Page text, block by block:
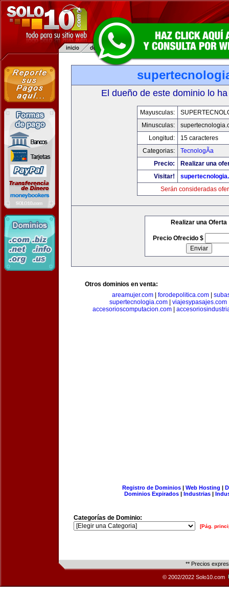
El dueño de este dominio lo
Mayusculas:
Minusculas:
Longitud:
15 caracteres
Categorias:
TecnologÃ­a
Precio:
Realizar una
Visitar!
Serán consideradas
Realizar una Oferta
Precio Ofrecido $
Otros dominios en venta:
areamujer.com
forodepolitica.com
supertecnologia.com| viajesypasajes.com
accesorioscomputacion.com
Registro de Dominios| Web Hosting |
Dominios Expirados | Industrias |
Categorías de Dominio:
[Pág.
** Precios
© 2002/2022 Solo10.com